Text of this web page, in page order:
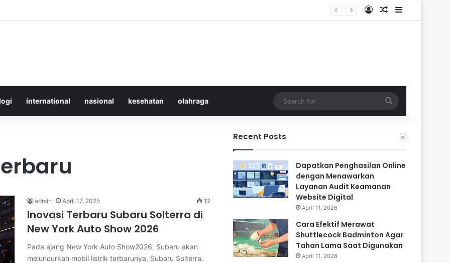
Log InRandom Article
Sidebar
international nasional kesehatan olahraga
for
admin April 17, 2025 12
Inovasi Terbaru Subaru Solterra di
New York Auto Show 2026
Pada ajang New York Auto Show2026, Subaru akan
meluncurkan mobil listrik terbarunya, Subaru Solterra.
Recent Posts
Dapatkan Penghasilan Online
dengan Menawarkan
Layanan Audit Keamanan
Website Digital
April 11, 2026
Cara Efektif Merawat
Shuttlecock Badminton Agar
Tahan Lama Saat Digunakan
April 11, 2026